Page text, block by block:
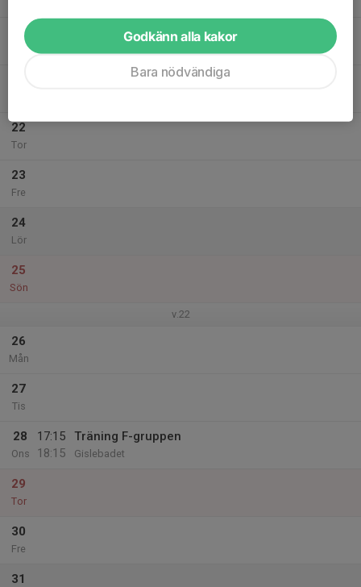
20
22
Tor
23
Fre
24
Lör
25
Sön
v.22
26
Mån
27
Tis
28
Ons
17:15
18:15
Träning F-gruppen
Gislebadet
29
Tor
30
Fre
31
Godkänn alla kakor
Bara nödvändiga